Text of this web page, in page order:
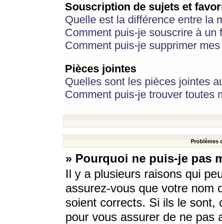
Souscription de sujets et
Quelle est la différence entre la
Comment puis-je souscrire à
Comment puis-je supprimer
Pièces jointes
Quelles sont les pièces jointes
Comment puis-je trouver toutes
Problèmes
» Pourquoi ne puis-je pas
Il y a plusieurs raisons qui
assurez-vous que votre nom
soient corrects. Si ils le sont,
pour vous assurer de ne pas